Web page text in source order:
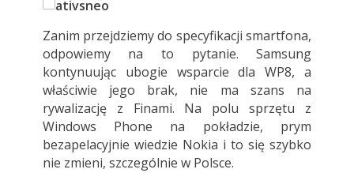
Zanim przejdziemy do specyfikacji smartfona,
odpowiemy na to pytanie. Samsung
kontynuując ubogie wsparcie dla WP8, a
właściwie jego brak, nie ma szans na
rywalizację z Finami. Na polu sprzętu z
Windows Phone na pokładzie, prym
bezapelacyjnie wiedzie Nokia i to się szybko
nie zmieni, szczególnie w Polsce.